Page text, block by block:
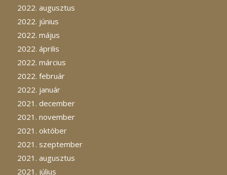
2022. augusztus
2022. június
2022. május
2022. április
2022. március
2022. február
2022. január
2021. december
2021. november
2021. október
2021. szeptember
2021. augusztus
2021. július